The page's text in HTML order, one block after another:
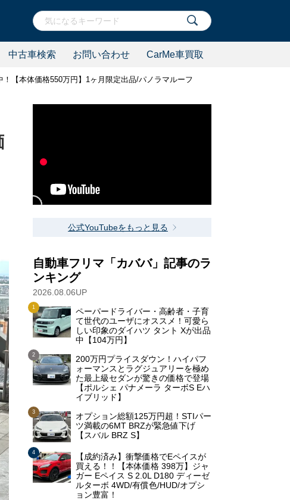
中古車検索 お問い合わせ CarMe車買取
【本体価格550万円】1ヶ月限定出品/パノラマルーフ
公式YouTubeをもっと見る
自動車フリマ「カババ」記事のラ
ンキング
2026.08.06UP
ペーパードライバー・高齢者・子育
て世代のユーザにオススメ！可愛ら
しい印象のダイハツ タント Xが出品
中【104万円】
200万円プライスダウン！ハイパフ
ォーマンスとラグジュアリーを極め
た最上級セダンが驚きの価格で登場
【ポルシェ パナメーラ ターボS Eハ
イブリッド】
オプション総額125万円超！STIパー
ツ満載の6MT BRZが緊急値下げ
【スバル BRZ S】
【成約済み】衝撃価格でEペイスが
買える！！【本体価格 398万】ジャ
ガー Eペイス S 2.0L D180 ディーゼ
ルターボ 4WD/有償色/HUD/オプシ
ョン豊富！